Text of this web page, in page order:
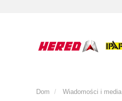
Dom Wiadomości i media